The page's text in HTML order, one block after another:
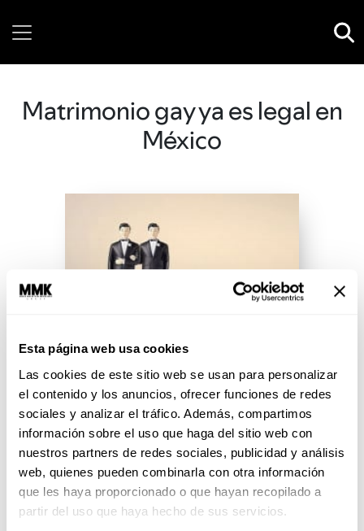
Esta página web usa cookies
Las cookies de este sitio web se usan para personalizar
el contenido y los anuncios, ofrecer funciones de redes
sociales y analizar el tráfico. Además, compartimos
información sobre el uso que haga del sitio web con
nuestros partners de redes sociales, publicidad y análisis
web, quienes pueden combinarla con otra información
que les haya proporcionado o que hayan recopilado a
partir del uso que haya hecho de sus servicios.
Matrimonio gay ya es legal en
México
¡Matrimonio gay ya es legal en
México!
La decisión es histórica: el
matrimonio gay es un derecho
constitucional.